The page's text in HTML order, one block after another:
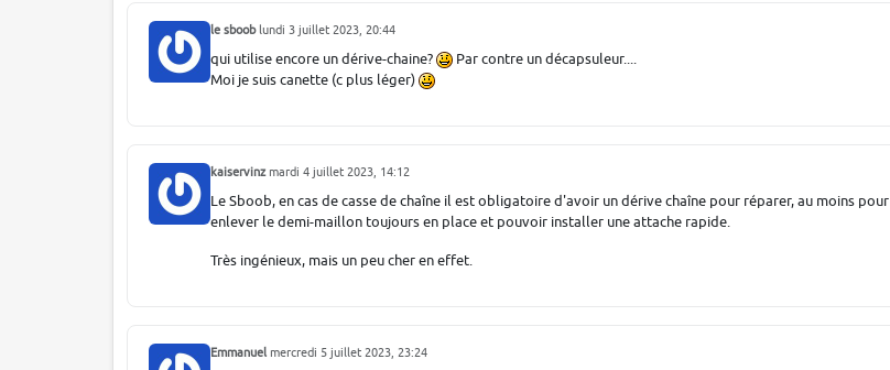
le sbooblundi 3 juillet 2023, 20:44
qui utilise encore un dérive-chaine?
Par contre un décapsuleur....
Moi je suis canette (c plus léger)
kaiservinzmardi 4 juillet 2023, 14:12
Le Sboob, en cas de casse de chaîne il est obligatoire d'avoir un dérive chaîne pour réparer, au moins pour
enlever le demi-maillon toujours en place et pouvoir installer une attache rapide.
Très ingénieux, mais un peu cher en effet.
Emmanuel mercredi 5 juillet 2023, 23:24